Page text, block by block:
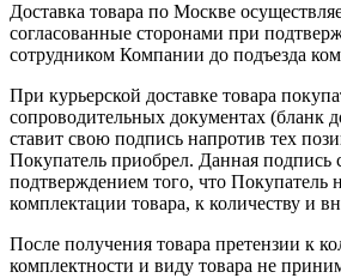
Доставка товара по Москве
согласованные сторонами при
сотрудником Компании до подъезда
При курьерской доставке товара
сопроводительных документах (бланк
ставит свою подпись напротив тех
Покупатель приобрел. Данная подпись
подтверждением того, что Покупатель
комплектации товара, к количеству и
После получения товара претензии к
комплектности и виду товара не